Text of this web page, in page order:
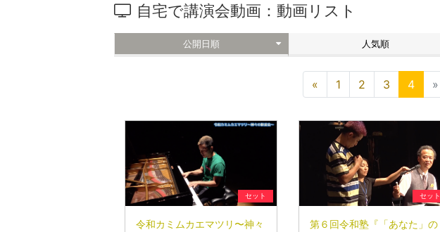
自宅で講演会動画：動画リスト
公開日順 人気順
« 1 2 3 4 »
セット
令和カミムカエマツリ〜神々
セット
第６回令和塾『「あなた」の